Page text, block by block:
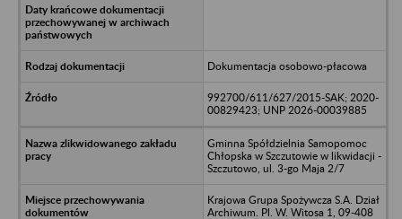
Dokumentacja osobowo-płacowa
992700/611/627/2015-SAK; 2020-
00829423; UNP 2026-00039885
Gminna Spółdzielnia Samopomoc
Chłopska w Szczutowie w likwidacji -
Szczutowo, ul. 3-go Maja 2/7
Krajowa Grupa Spożywcza S.A. Dział
Archiwum. Pl. W. Witosa 1, 09-408